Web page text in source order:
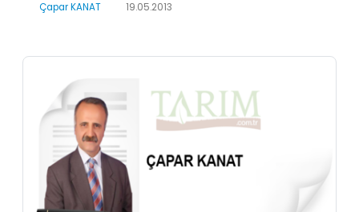
Çapar KANAT 19.05.2013